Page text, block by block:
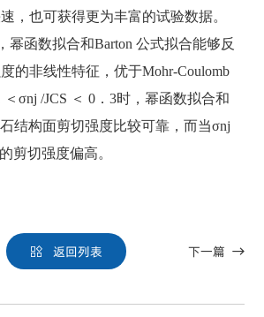
，也可获得更为丰富的试验数据。
幂函数拟合和Barton 公式拟合能够反
的非线性特征，优于Mohr-Coulomb
σnj /JCS ＜ 0．3时，幂函数拟合和
结构面剪切强度比较可靠，而当σnj
剪切强度偏高。
 返回列表 下一篇 